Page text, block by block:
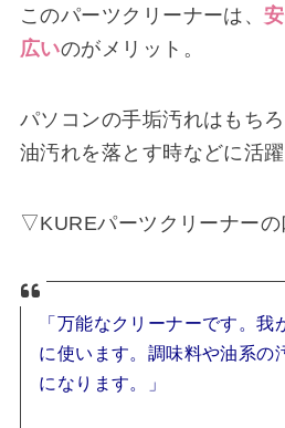
このパーツクリーナーは、
広いのがメリット。
パソコンの手垢汚れはもち
油汚れを落とす時などに活躍
▽KUREパーツクリーナーの
「万能なクリーナーです。我
に使います。調味料や油系の
になります。」